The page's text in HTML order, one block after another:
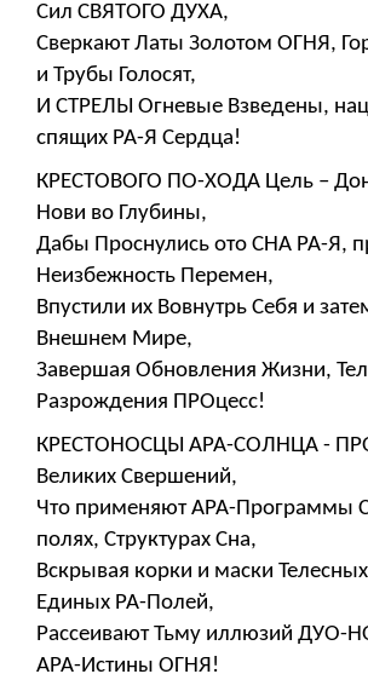
Сил СВЯТОГО ДУХА,
Сверкают Латы Золотом ОГНЯ,
и Трубы Голосят,
И СТРЕЛЫ Огневые Взведены,
спящих РА-Я Сердца!
КРЕСТОВОГО ПО-ХОДА Цель –
Нови во Глубины,
Дабы Проснулись ото СНА РА-Я,
Неизбежность Перемен,
Впустили их Вовнутрь Себя и
Внешнем Мире,
Завершая Обновления Жизни,
Разрождения ПРОцесс!
КРЕСТОНОСЦЫ АРА-СОЛНЦА -
Великих Свершений,
Что применяют АРА-Программы
полях, Структурах Сна,
Вскрывая корки и маски
Единых РА-Полей,
Рассеивают Тьму иллюзий ДУО-
АРА-Истины ОГНЯ!